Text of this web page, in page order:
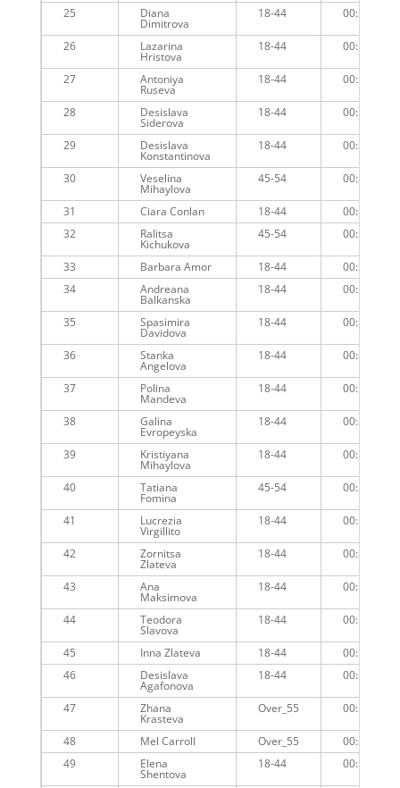
25 Diana
Dimitrova
18-44 00:52:38
26 Lazarina
Hristova
18-44 00:52:33
27 Antoniya
Ruseva
18-44 00:53:07
28 Desislava
Siderova
18-44 00:53:19
29 Desislava
Konstantinova
18-44 00:53:23
30 Veselina
Mihaylova
45-54 00:53:30
31 Ciara Conlan 18-44
00:54:30
32
Ralitsa
Kichukova
45-54 00:53:40
33 Barbara Amor 18-44
00:54:25
34
Andreana
Balkanska
18-44 00:54:52
35 Spasimira
Davidova
18-44 00:55:03
36 Stanka
Angelova
18-44 00:55:42
37 Polina
Mandeva
18-44 00:55:40
38 Galina
Evropeyska
18-44 00:56:19
39 Kristiyana
Mihaylova
18-44 00:55:41
40 Tatiana
Fomina
45-54 00:55:49
41 Lucrezia
Virgillito
18-44 00:55:57
42 Zornitsa
Zlateva
18-44 00:56:17
43 Ana
Maksimova
18-44 00:55:51
44 Teodora
Slavova
18-44 00:57:31
45 Inna Zlateva 18-44
00:56:49
46
Desislava
Agafonova
18-44 00:56:58
47 Zhana
Krasteva
Over_55 00:56:58
48 Mel Carroll Over_55
00:57:11
49
Elena
Shentova
18-44 00:57:40